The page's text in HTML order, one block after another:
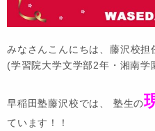
みなさんこんにちは、藤沢校担
(学習院大学文学部2年・湘南学
早稲田塾藤沢校では、 塾生の
ています！！